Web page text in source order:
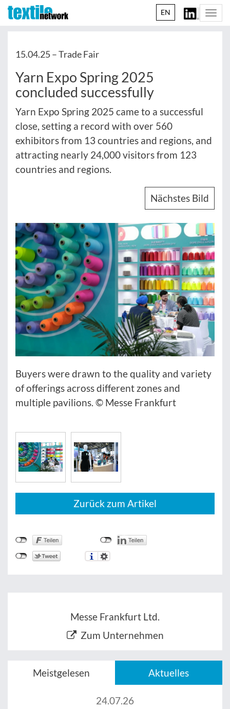
EN
15.04.25 –Trade Fair
Yarn Expo Spring 2025
concluded successfully
Yarn Expo Spring 2025 came to a successful
close, setting a record with over 560
exhibitors from 13 countries and regions, and
attracting nearly 24,000 visitors from 123
countries and regions.
Nächstes Bild
Buyers were drawn to the quality and variety
of offerings across different zones and
multiple pavilions. © Messe Frankfurt
Zurück zum Artikel
Messe Frankfurt Ltd.
Zum Unternehmen
Meistgelesen Aktuelles
24.07.26